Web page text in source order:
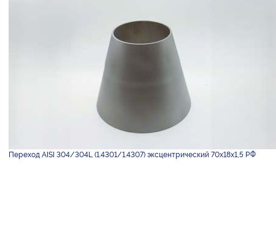
Переход AISI 304/304L (1.4301/1.4307) эксцентрический 70х18х1,5 РФ